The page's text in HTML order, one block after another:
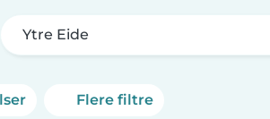
Ytre Eide
Flere filtre